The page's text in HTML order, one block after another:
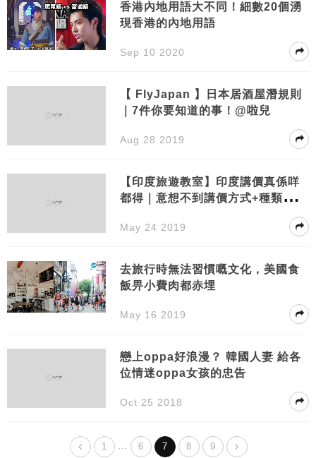
香港內地用語大不同！細數20個湧
現香港的內地用語
Sep 10 2020
【 FlyJapan 】日本居酒屋潛規則
｜7件你要知道的事！@啦兒
Aug 28 2019
【印度旅遊教室】印度講價真係咩
都得｜意想不到講價方式+種類！識
May 24 2019
去旅行時無法習慣嘅文化，美國食
飯畀小費肉都赤埋
May 16 2019
戀上oppa好浪漫？ 韓國人妻 給各
位情迷oppa女孩的忠告
Oct 25 2018
1 … 6 7 8 9